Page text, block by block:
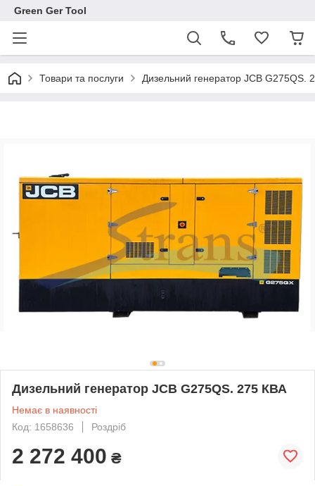
Green Ger Tool
Товари та послуги Дизельний генератор JCB G275QS.
Дизельний генератор JCB G275QS. 275 КВА
Немає в наявності
Код: 1658636
Роздріб
2 272 400 ₴